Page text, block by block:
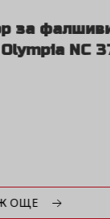
Daisy